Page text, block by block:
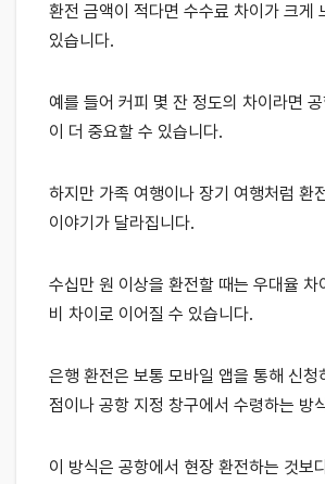
환전 금액이 적다면 수수료 차이가 크게
있습니다.
예를 들어 커피 몇 잔 정도의 차이라면
이 더 중요할 수 있습니다.
하지만 가족 여행이나 장기 여행처럼 환
이야기가 달라집니다.
수십만 원 이상을 환전할 때는 우대율 차
비 차이로 이어질 수 있습니다.
은행 환전은 보통 모바일 앱을 통해 신청
점이나 공항 지정 창구에서 수령하는 방
이 방식은 공항에서 현장 환전하는 것보